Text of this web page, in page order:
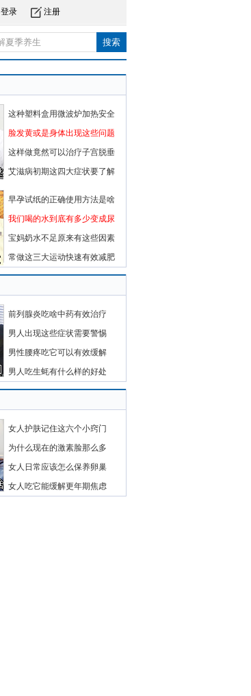
登录 注册
这种塑料盒用微波炉加热安全
脸发黄或是身体出现这些问题
这样做竟然可以治疗子宫脱垂
艾滋病初期这四大症状要了解
早孕试纸的正确使用方法是啥
我们喝的水到底有多少变成尿
宝妈奶水不足原来有这些因素
常做这三大运动快速有效减肥
前列腺炎吃啥中药有效治疗
男人出现这些症状需要警惕
男性腰疼吃它可以有效缓解
男人吃生蚝有什么样的好处
女人护肤记住这六个小窍门
为什么现在的激素脸那么多
女人日常应该怎么保养卵巢
女人吃它能缓解更年期焦虑